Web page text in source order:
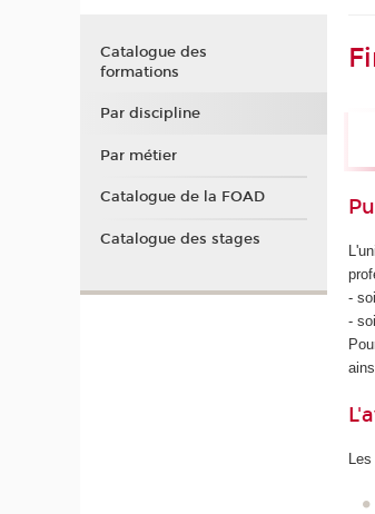
-
-
Catalogue des
formations
Par discipline
Par métier
Catalogue de la FOAD
Catalogue des stages